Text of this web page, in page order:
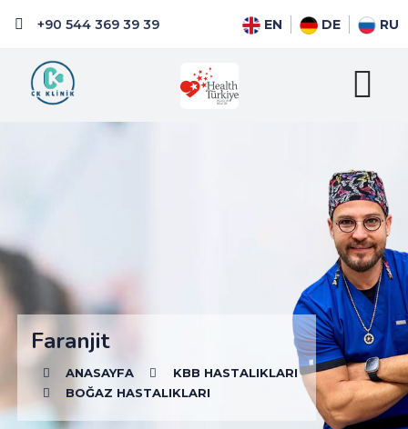
+90 544 369 39 39 EN DE RU
Faranjit
ANASAYFA
KBB HASTALIKLARI
BOĞAZ HASTALIKLARI